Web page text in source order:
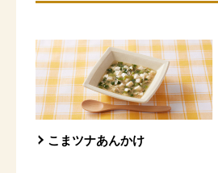
こまツナあんかけ